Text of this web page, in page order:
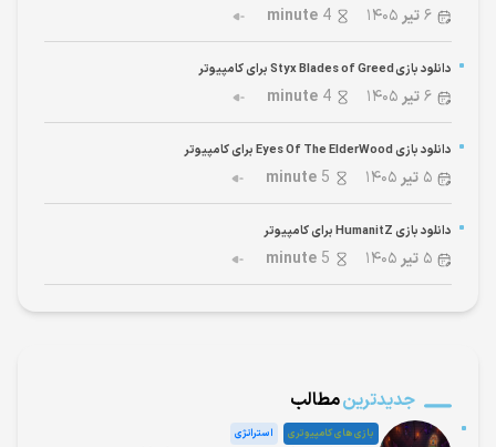
۶تیر ۱۴۰۵ 4
minute
دانلود بازی Styx Blades of Greed برای کامپیوتر
۶تیر ۱۴۰۵ 4
minute
دانلود بازی Eyes Of The ElderWood برای کامپیوتر
۵ تیر ۱۴۰۵ 5
minute
دانلود بازی HumanitZ برای کامپیوتر
۵ تیر ۱۴۰۵ 5
minute
جدیدترینمطالب
بازی های کامپیوتری استراتژی